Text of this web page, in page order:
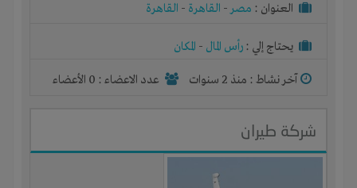
العنوان : مصر- القاهرة - القاهرة
يحتاج إلي : رأس المال - المكان
آخر نشاط : منذ 2 سنوات عدد الاعضاء : 0 الأعضاء
شركة طيران